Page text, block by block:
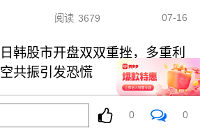
阅读 3679 07-16
日韩股市开盘双双重挫，多重利
空共振引发恐慌
最热
0 0